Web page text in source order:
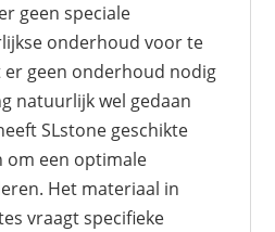
geen speciale
onderhoud voor te
er geen onderhoud nodig
natuurlijk wel gedaan
SLstone geschikte
om een optimale
Het materiaal in
vraagt specifieke